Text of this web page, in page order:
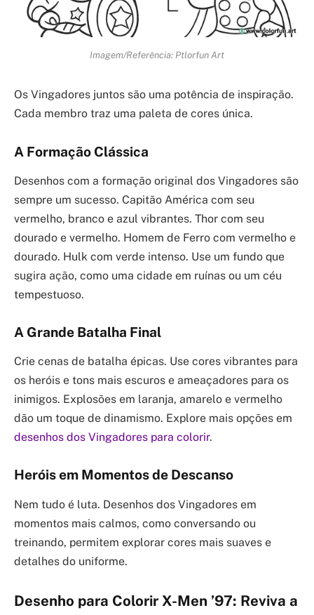
Imagem/Referência: Ptlorfun Art
Os Vingadores juntos são uma potência de inspiração.
Cada membro traz uma paleta de cores única.
A Formação Clássica
Desenhos com a formação original dos Vingadores são
sempre um sucesso. Capitão América com seu
vermelho, branco e azul vibrantes. Thor com seu
dourado e vermelho. Homem de Ferro com vermelho e
dourado. Hulk com verde intenso. Use um fundo que
sugira ação, como uma cidade em ruínas ou um céu
tempestuoso.
A Grande Batalha Final
Crie cenas de batalha épicas. Use cores vibrantes para
os heróis e tons mais escuros e ameaçadores para os
inimigos. Explosões em laranja, amarelo e vermelho
dão um toque de dinamismo. Explore mais opções em
desenhos dos Vingadores para colorir.
Heróis em Momentos de Descanso
Nem tudo é luta. Desenhos dos Vingadores em
momentos mais calmos, como conversando ou
treinando, permitem explorar cores mais suaves e
detalhes do uniforme.
Desenho para Colorir X-Men ’97: Reviva a